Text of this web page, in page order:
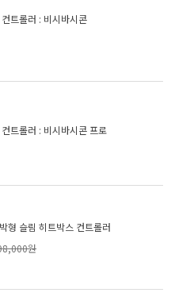
트롤러 : 비시바시콘
트롤러 : 비시바시콘 프로
형 슬림 히트박스 컨트롤러
원